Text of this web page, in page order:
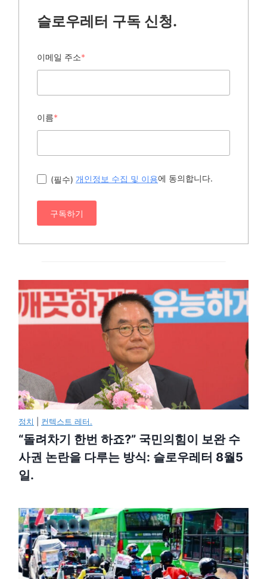
슬로우레터 구독 신청.
이메일 주소*
이름*
(필수) 개인정보 수집 및 이용에 동의합니다.
구독하기
정치 컨텍스트 레터.
“돌려차기 한번 하죠?” 국민의힘이 보완 수
사권 논란을 다루는 방식: 슬로우레터 8월5
일.